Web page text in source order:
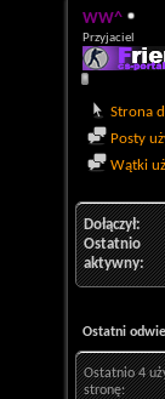
WW^
Przyjaciel
Strona
Posty
Wątki
Dołączył
Ostatnio
aktywny
Ostatni
Ostatnio 4
stronę: